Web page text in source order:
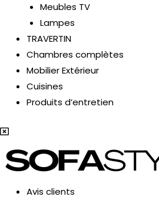
Meubles TV
Lampes
TRAVERTIN
Chambres complètes
Mobilier Extérieur
Cuisines
Produits d’entretien
Avis clients